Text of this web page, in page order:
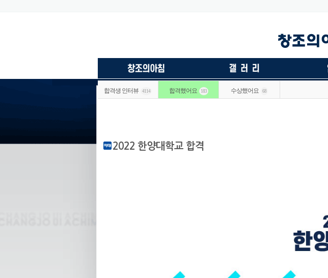
합격생 인터뷰 4114 합격했어요 183 수상했어요 68
2022 한양대학교 합격